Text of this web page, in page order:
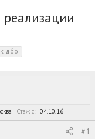
дбо
Стаж c 04.10.16
#1